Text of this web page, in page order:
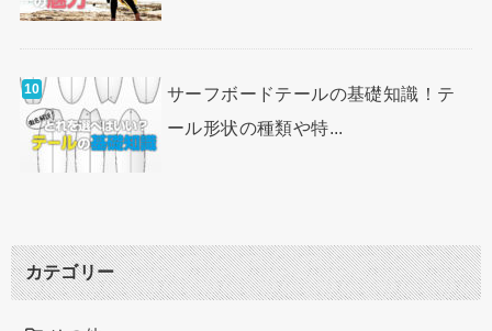
サーフボードテールの基礎知識！テ
ール形状の種類や特...
カテゴリー